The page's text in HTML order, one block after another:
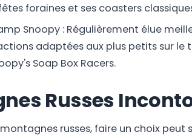
foraines et ses coasters
Snoopy : Régulièrement élue
adaptées aux plus petits sur le
Soap Box Racers.
Russes
russes, faire un choix